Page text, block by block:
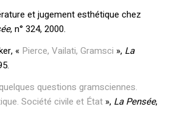
et jugement esthétique chez
, n° 324, 2000.
« Pierce, Vailati, Gramsci », La
questions gramsciennes.
Société civile et État», La Pensée,